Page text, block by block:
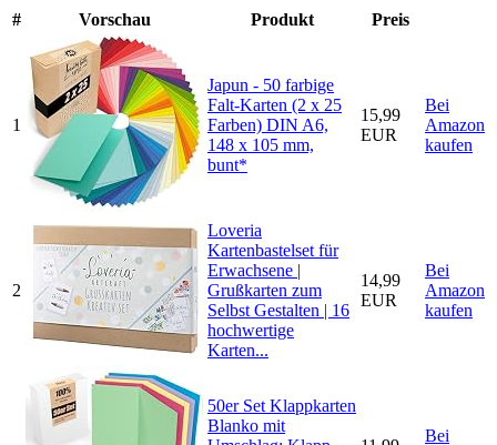
# Vorschau Produkt Preis
1
Japun - 50 farbige
Falt-Karten (2 x 25
Farben) DIN A6,
148 x 105 mm,
bunt*
15,99
EUR
Bei
Amazon
kaufen
2
Loveria
Kartenbastelset für
Erwachsene |
Grußkarten zum
Selbst Gestalten | 16
hochwertige
Karten...
14,99
EUR
Bei
Amazon
kaufen
50er Set Klappkarten
Blanko mit
Bei